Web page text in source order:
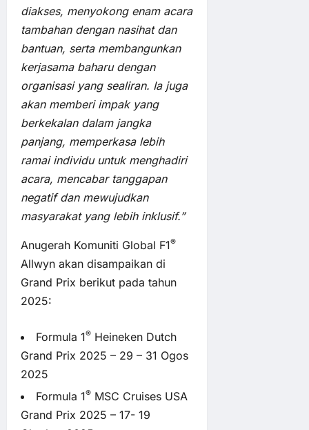
diakses, menyokong enam acara
tambahan dengan nasihat dan
bantuan, serta membangunkan
kerjasama baharu dengan
organisasi yang sealiran. Ia juga
akan memberi impak yang
berkekalan dalam jangka
panjang, memperkasa lebih
ramai individu untuk menghadiri
acara, mencabar tanggapan
negatif dan mewujudkan
masyarakat yang lebih inklusif.”
Anugerah Komuniti Global F1®
Allwyn akan disampaikan di
Grand Prix berikut pada tahun
2025:
Formula 1® Heineken Dutch
Grand Prix 2025 – 29 – 31 Ogos
2025
Formula 1® MSC Cruises USA
Grand Prix 2025 – 17- 19